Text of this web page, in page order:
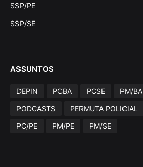
SSP/PE
SSP/SE
ASSUNTOS
DEPIN PCBA PCSE PM/BA
PODCASTS
PERMUTA POLICIAL
PC/PE
PM/PE PM/SE